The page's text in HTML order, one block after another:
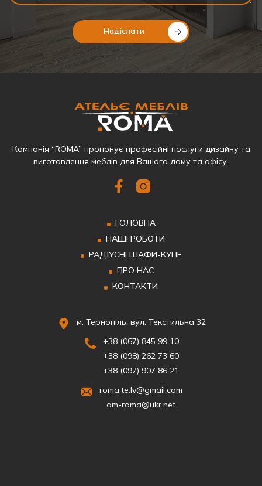
Надіслати
Компанія “ROMA” пропонує професійні послуги дизайну та
виготовлення меблів для Вашого дому та офісу.
ГОЛОВНА
НАШІ РОБОТИ
РАДІУСНІ ШАФИ-КУПЕ
ПРО НАС
КОНТАКТИ
м. Тернопіль, вул. Текстильна 32
+38 (067) 845 99 10
+38 (098) 262 73 60
+38 (097) 907 86 21
roma.te.lv@gmail.com
am-roma@ukr.net